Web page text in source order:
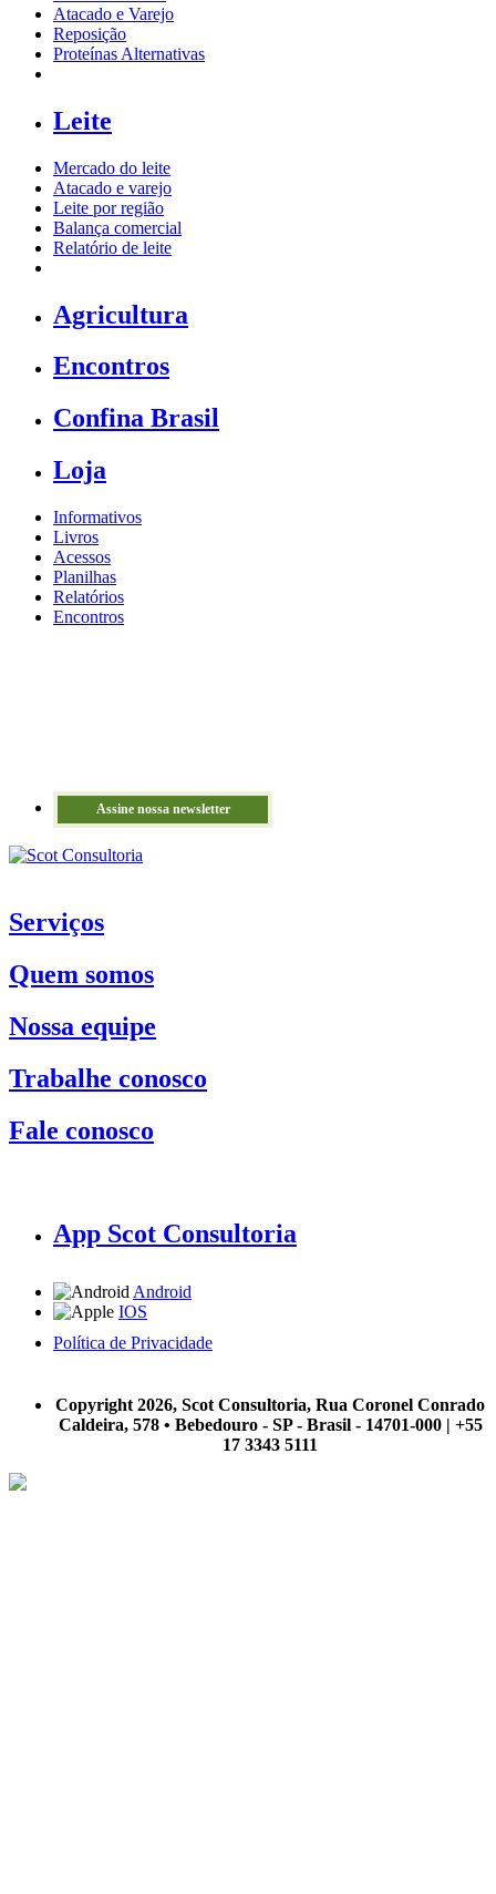
Atacado e Varejo
Reposição
Proteínas Alternativas
Leite
Mercado do leite
Atacado e varejo
Leite por região
Balança comercial
Relatório de leite
Agricultura
Encontros
Confina Brasil
Loja
Informativos
Livros
Acessos
Planilhas
Relatórios
Encontros
Assine nossa newsletter
Serviços
Quem somos
Nossa equipe
Trabalhe conosco
Fale conosco
App Scot Consultoria
Android
IOS
Política de Privacidade
Copyright 2026, Scot Consultoria, Rua Coronel Conrado
Caldeira, 578 • Bebedouro - SP - Brasil - 14701-000 | +55
17 3343 5111